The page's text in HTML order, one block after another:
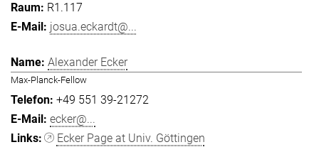
R1.117
josua.eckardt@...
Alexander Ecker
Max-Planck-Fellow
+49 551 39-21272
ecker@...
Ecker Page at Univ. Göttingen